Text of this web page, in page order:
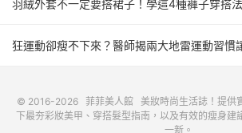
羽絨外套不一定要搭裙子！學這4種褲子穿搭
狂運動卻瘦不下來？醫師揭兩大地雷運動習慣
© 2016-2026 菲菲美人館美妝時尚生活誌！提供
下最夯彩妝美甲、穿搭髮型指南，以及有效的瘦身建
一新。